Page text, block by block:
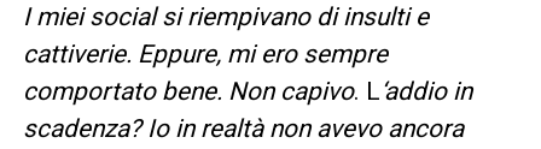
I miei social si riempivano di insulti e
cattiverie. Eppure, mi ero sempre
comportato bene. Non capivo. L‘addio in
scadenza? Io in realtà non avevo ancora